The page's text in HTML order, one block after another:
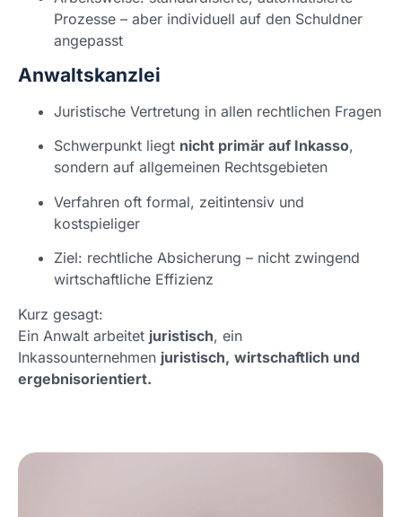
Prozesse – aber individuell auf den Schuldner
angepasst
Anwaltskanzlei
Juristische Vertretung in allen rechtlichen Fragen
Schwerpunkt liegt nicht primär auf Inkasso,
sondern auf allgemeinen Rechtsgebieten
Verfahren oft formal, zeitintensiv und
kostspieliger
Ziel: rechtliche Absicherung – nicht zwingend
wirtschaftliche Effizienz
Kurz gesagt:
Ein Anwalt arbeitet juristisch, ein
Inkassounternehmen juristisch, wirtschaftlich und
ergebnisorientiert.